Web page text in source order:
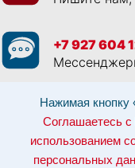
Нажимая кнопку
Соглашаетесь
использованием
персональных
+7 927 604
Просматривая данный веб
Политикой
Разрешаете обработку
Даёте согласие на
info@tvpolimer.ru| по